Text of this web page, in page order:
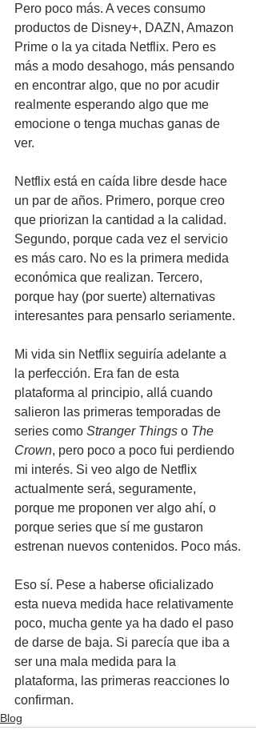
Pero poco más. A veces consumo
productos de Disney+, DAZN, Amazon
Prime o la ya citada Netflix. Pero es
más a modo desahogo, más pensando
en encontrar algo, que no por acudir
realmente esperando algo que me
emocione o tenga muchas ganas de
ver.
Netflix está en caída libre desde hace
un par de años. Primero, porque creo
que priorizan la cantidad a la calidad.
Segundo, porque cada vez el servicio
es más caro. No es la primera medida
económica que realizan. Tercero,
porque hay (por suerte) alternativas
interesantes para pensarlo seriamente.
Mi vida sin Netflix seguiría adelante a
la perfección. Era fan de esta
plataforma al principio, allá cuando
salieron las primeras temporadas de
series como Stranger Things o The
Crown, pero poco a poco fui perdiendo
mi interés. Si veo algo de Netflix
actualmente será, seguramente,
porque me proponen ver algo ahí, o
porque series que sí me gustaron
estrenan nuevos contenidos. Poco más.
Eso sí. Pese a haberse oficializado
esta nueva medida hace relativamente
poco, mucha gente ya ha dado el paso
de darse de baja. Si parecía que iba a
ser una mala medida para la
plataforma, las primeras reacciones lo
confirman.
Blog